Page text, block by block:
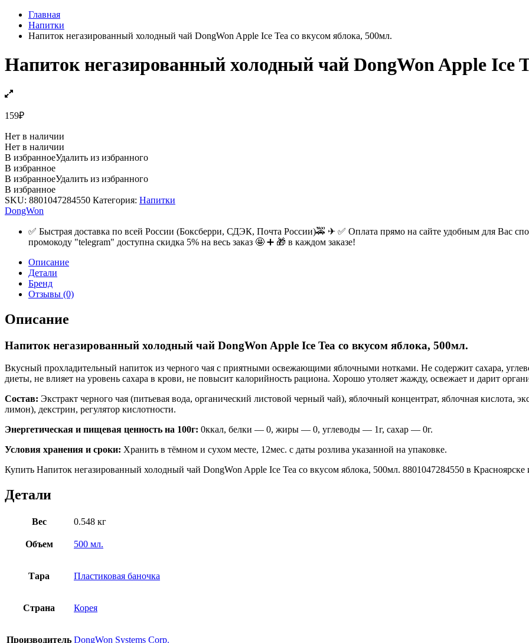
Главная
Напитки
Напиток негазированный холодный чай DongWon Apple Ice Tea со вкусом яблока, 500мл.
Напиток негазированный холодный чай DongWon Apple Ice
159₽
Нет в наличии
Нет в наличии
В избранноеУдалить из избранного
В избранное
В избранноеУдалить из избранного
В избранное
SKU: 8801047284550 Категория: Напитки
DongWon
✅ Быстрая доставка по всей России (Боксберри, СДЭК, Почта России)🚕 ✈ ✅ Оплата прямо на сайте удобным для Вас
промокоду "telegram" доступна скидка 5% на весь заказ 🤩 ➕ 🎁 в каждом заказе!
Описание
Детали
Бренд
Отзывы (0)
Описание
Напиток негазированный холодный чай DongWon Apple Ice Tea со вкусом яблока, 500мл.
Вкусный прохладительный напиток из черного чая с приятными освежающими яблочными нотками. Не содержит сахара,
диеты, не влияет на уровень сахара в крови, не повысит калорийность рациона. Хорошо утоляет жажду, освежает и дарит
Состав: Экстракт черного чая (питьевая вода, органический листовой черный чай), яблочный концентрат, яблочная кислота,
лимон), декстрин, регулятор кислотности.
Энергетическая и пищевая ценность на 100г: 0ккал, белки — 0, жиры — 0, углеводы — 1г, сахар — 0г.
Условия хранения и сроки: Хранить в тёмном и сухом месте, 12мес. с даты розлива указанной на упаковке.
Купить Напиток негазированный холодный чай DongWon Apple Ice Tea со вкусом яблока, 500мл. 8801047284550 в
Детали
Вес 0.548 кг
Объем 500 мл.
Тара Пластиковая баночка
Страна Корея
Производитель DongWon Systems Corp.